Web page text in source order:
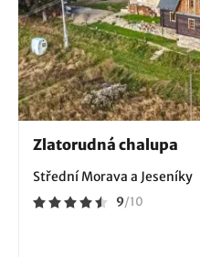
Zlatorudná chalupa
Střední Morava a Jeseníky
9/10